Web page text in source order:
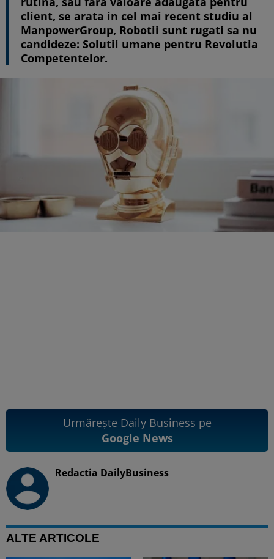
client, se arata in cel mai recent studiu al
ManpowerGroup, Robotii sunt rugati sa nu
candideze: Solutii umane pentru Revolutia
Competentelor.
Urmărește Daily Business pe
Google News
Redactia DailyBusiness
ALTE ARTICOLE